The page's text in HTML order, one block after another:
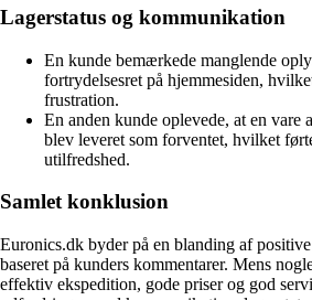
Lagerstatus og kommunikation
En kunde bemærkede manglende
fortrydelsesret på hjemmesiden,
frustration.
En anden kunde oplevede, at en vare
blev leveret som forventet, hvilket
utilfredshed.
Samlet konklusion
Euronics.dk byder på en blanding af
baseret på kunders kommentarer. Mens
effektiv ekspedition, gode priser og god